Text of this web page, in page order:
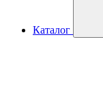
Каталог